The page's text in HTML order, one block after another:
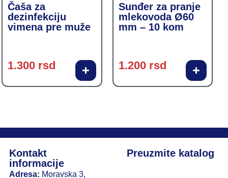
Čaša za
dezinfekciju
vimena pre muže
1.300 rsd
Sunđer za pranje
mlekovoda Ø60
mm – 10 kom
1.200 rsd
Kontakt
informacije
Adresa: Moravska 3,
Preuzmite katalog